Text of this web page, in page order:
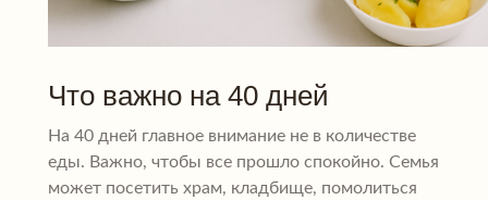
Что важно на 40 дней
На 40 дней главное внимание не в количестве
еды. Важно, чтобы все прошло спокойно. Семья
может посетить храм, кладбище, помолиться